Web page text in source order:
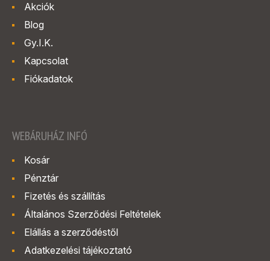
Akciók
Blog
Gy.I.K.
Kapcsolat
Fiókadatok
WEBÁRUHÁZ INFÓ
Kosár
Pénztár
Fizetés és szállítás
Általános Szerződési Feltételek
Elállás a szerződéstől
Adatkezelési tájékoztató